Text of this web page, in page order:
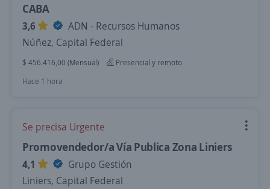
CABA
3,6
ADN - Recursos Humanos
Núñez, Capital Federal
$ 456.416,00 (Mensual)
Presencial y remoto
Hace 1 hora
Se precisa Urgente
Promovendedor/a Vía Publica Zona Liniers
4,1
Grupo Gestión
Liniers, Capital Federal